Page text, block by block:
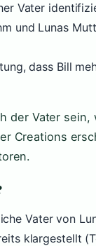
Vater
und Lunas
dass Bill
der Vater sein,
Creations
Vater von
klargestellt